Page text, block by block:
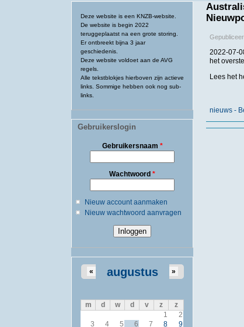
Deze website is een KNZB-website.
De website is begin 2022
teruggeplaatst na een grote storing.
Er ontbreekt bijna 3 jaar
geschiedenis.
Deze website voldoet aan de AVG
regels.
Alle tekstblokjes hierboven zijn actieve
links. Sommige hebben ook nog sub-
links.
Gebruikerslogin
Gebruikersnaam *
Wachtwoord *
Nieuw account aanmaken
Nieuw wachtwoord aanvragen
augustus
« »
m d w d v z
z
1
2
3
4 5 6 7 8
9
2022-07-
het
Lees het
nieuws -